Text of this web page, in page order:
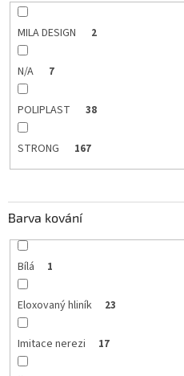
MILA DESIGN 2
N/A 7
POLIPLAST 38
STRONG 167
Barva kování
Bílá 1
Eloxovaný hliník 23
Imitace nerezi 17